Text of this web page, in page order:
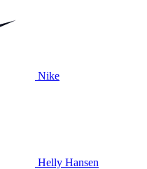
Nike
Helly Hansen